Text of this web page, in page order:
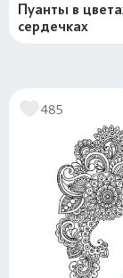
Пуанты в
сердечках
485